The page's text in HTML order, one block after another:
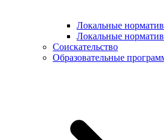
Локальные
Локальные
Соискательство
Образовательные